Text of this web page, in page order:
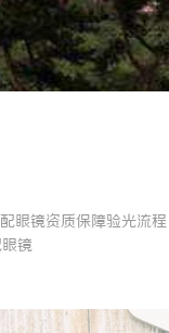
眼镜资质保障验光流程
镜
眼镜暮光ILIT眼镜
为基础，全场镜片